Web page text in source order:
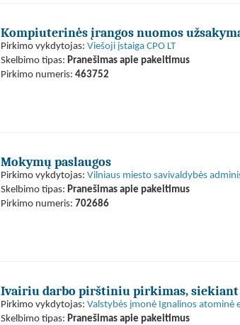
Kompiuterinės įrangos nuomos
Pirkimo vykdytojas: Viešoji įstaiga CPO LT
Skelbimo tipas: Pranešimas apie pakeitimus
Pirkimo numeris: 463752
Mokymų paslaugos
Pirkimo vykdytojas: Vilniaus miesto savivaldybės
Skelbimo tipas: Pranešimas apie pakeitimus
Pirkimo numeris: 702686
Ivairiu darbo pirštiniu pirkimas,
Pirkimo vykdytojas: Valstybės įmonė Ignalinos atominė
Skelbimo tipas: Pranešimas apie pakeitimus